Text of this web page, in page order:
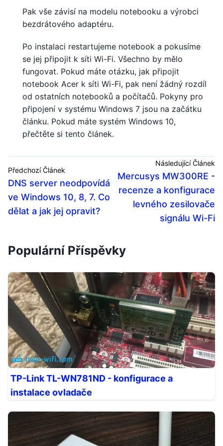
Pak vše závisí na modelu notebooku a výrobci
bezdrátového adaptéru.
Po instalaci restartujeme notebook a pokusíme
se jej připojit k síti Wi-Fi. Všechno by mělo
fungovat. Pokud máte otázku, jak připojit
notebook Acer k síti Wi-Fi, pak není žádný rozdíl
od ostatních notebooků a počítačů. Pokyny pro
připojení v systému Windows 7 jsou na začátku
článku. Pokud máte systém Windows 10,
přečtěte si tento článek.
Předchozí Článek
DNS server neodpovídá
ve Windows 10, 8, 7. Co
dělat a jak jej opravit?
Následující Článek
Mercusys MW300RE -
recenze a konfigurace
levného zesilovače
signálu Wi-Fi
Populární Příspěvky
TP-Link TL-WN781ND - konfigurace a
instalace ovladače